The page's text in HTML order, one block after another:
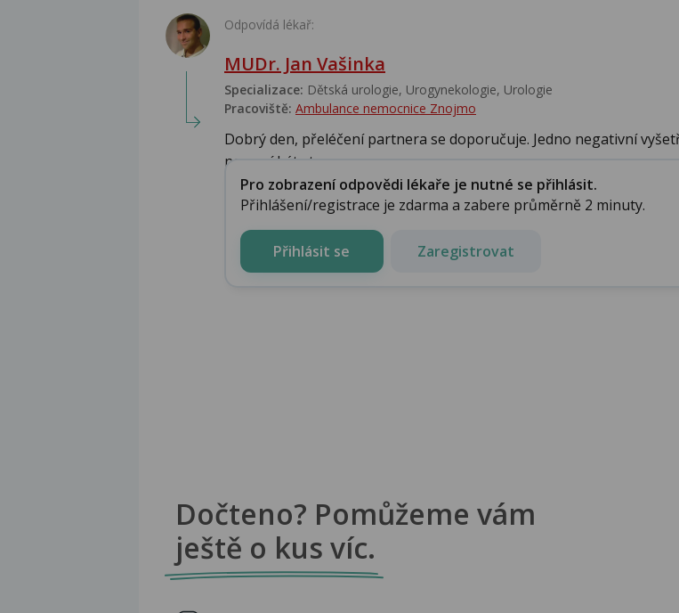
Odpovídá lékař:
MUDr. Jan Vašinka
Specializace: Dětská urologie, Urogynekologie, Urologie‎
Pracoviště: Ambulance nemocnice Znojmo
Dobrý den, přeléčení partnera se doporučuje. Jedno negativní
nemusí být stopro...
Pro zobrazení odpovědi lékaře je nutné se přihlásit.
Přihlášení/registrace je zdarma a zabere průměrně 2 minuty.
Přihlásit se Zaregistrovat
Dočteno? Pomůžeme vám
ještě o kus víc.